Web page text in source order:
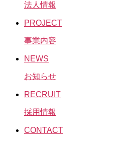
法人情報
PROJECT
事業内容
NEWS
お知らせ
RECRUIT
採用情報
CONTACT